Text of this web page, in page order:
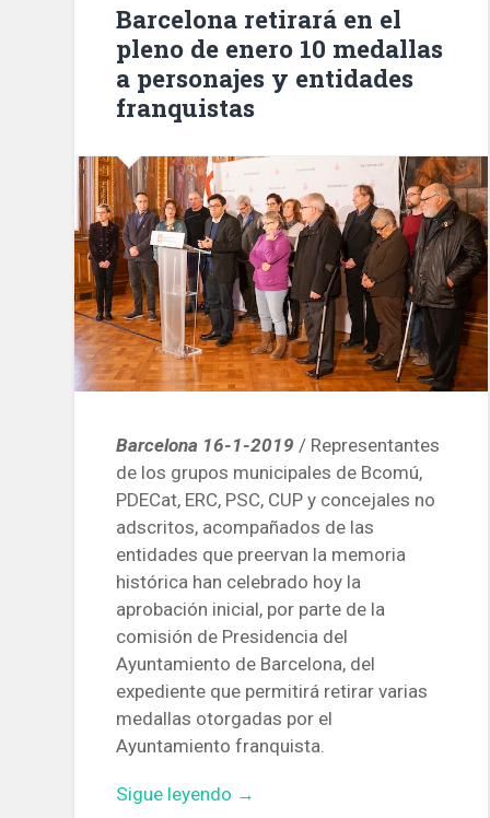
Barcelona retirará en el
pleno de enero 10 medallas
a personajes y entidades
franquistas
Barcelona 16-1-2019 / Representantes
de los grupos municipales de Bcomú,
PDECat, ERC, PSC, CUP y concejales no
adscritos, acompañados de las
entidades que preervan la memoria
histórica han celebrado hoy la
aprobación inicial, por parte de la
comisión de Presidencia del
Ayuntamiento de Barcelona, del
expediente que permitirá retirar varias
medallas otorgadas por el
Ayuntamiento franquista.
Sigue leyendo «Barcelona
→